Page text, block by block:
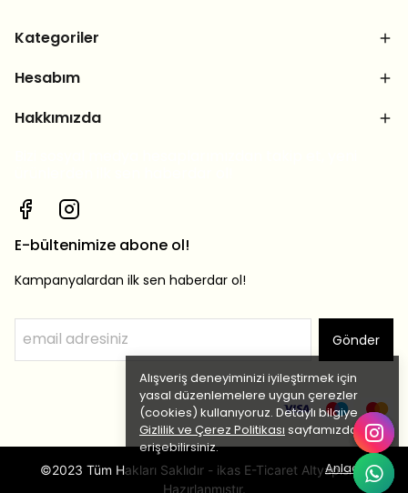
Alışveriş deneyiminizi iyileştirmek için
yasal düzenlemelere uygun çerezler
(cookies) kullanıyoruz. Detaylı bilgiye
Gizlilik ve Çerez Politikası sayfamızdan
erişebilirsiniz.
Anladım
Kategoriler
Hesabım
Hakkımızda
E-bültenimize abone ol!
Kampanyalardan ilk sen haberdar ol!
Gönder
©2023 Tüm Hakları Saklıdır - ikas E-Ticaret Altyapısı ile
Hazırlanmıştır.